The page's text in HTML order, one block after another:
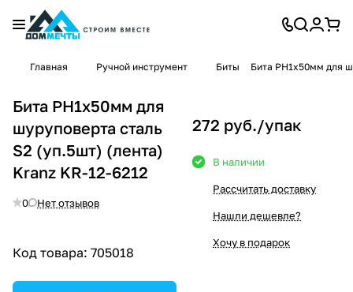
Главная Ручной инструмент Биты Бита PH1x50мм для
Бита PH1x50мм для
шуруповерта сталь
S2 (уп.5шт) (лента)
Kranz KR-12-6212
0 Нет отзывов
Код товара: 705018
272 руб./упак
В наличии
Рассчитать доставку
Нашли дешевле?
Хочу в подарок